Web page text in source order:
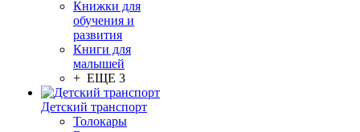
Книжки для
обучения и
развития
Книги для
малышей
+ ЕЩЕ 3
Детский транспорт
Толокары